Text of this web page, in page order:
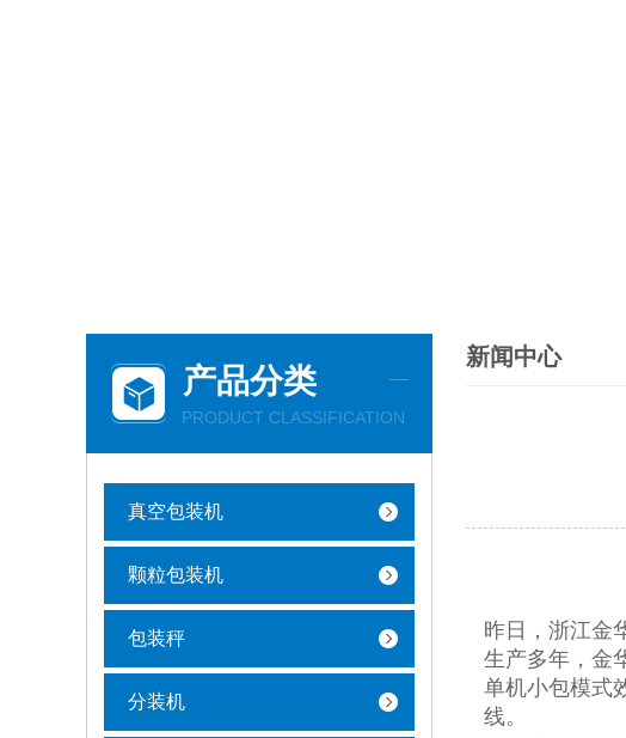
产品分类
PRODUCT CLASSIFICATION
真空包装机
颗粒包装机
包装秤
分装机
新闻中心
昨日，浙江金
生产多年，金
单机小包模式
线。